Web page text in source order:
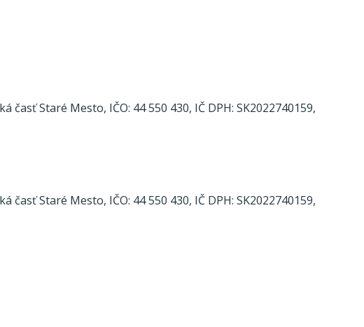
Staré Mesto, IČO: 44 550 430, IČ DPH: SK2022740159,
Staré Mesto, IČO: 44 550 430, IČ DPH: SK2022740159,